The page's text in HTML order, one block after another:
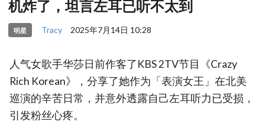
机炸了，坦言左耳已听不太到
明星 Tracy 2025年7月14日 10:28
人气女歌手华莎日前作客了KBS 2TV节目《Crazy
Rich Korean》，分享了她作为「表演女王」在北美
巡演的辛苦日常，并意外透露自己左耳听力已受损，
引发粉丝心疼。